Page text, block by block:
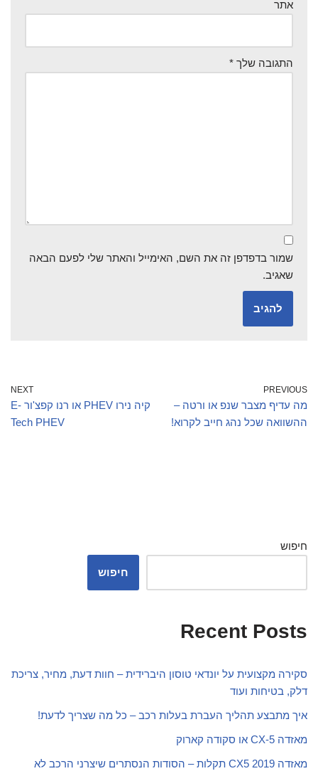
אתר
התגובה שלך *
שמור בדפדפן זה את השם, האימייל והאתר שלי לפעם הבאה
שאגיב.
PREVIOUS
מה עדיף מצבר שנפ או ורטה –
ההשוואה שכל נהג חייב לקרוא!
NEXT
קיה נירו PHEV או רנו קפצ'ור E-
Tech PHEV
חיפוש
חיפוש
Recent Posts
סקירה מקצועית על יונדאי טוסון היברידית – חוות דעת, מחיר, צריכת
דלק, בטיחות ועוד
איך מתבצע תהליך העברת בעלות רכב – כל מה שצריך לדעת!
מאזדה CX-5 או סקודה קארוק
מאזדה CX5 2019 תקלות – הסודות הנסתרים שיצרני הרכב לא